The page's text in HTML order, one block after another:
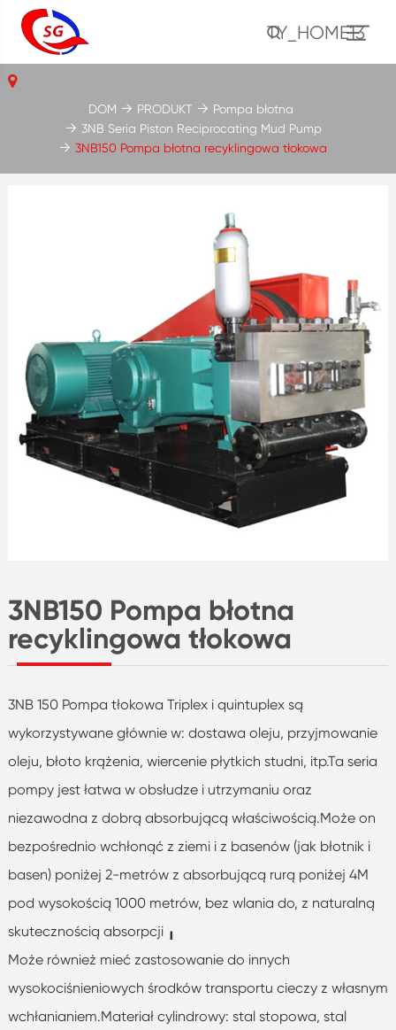
TY_HOME13
3NB150 Pompa błotna
recyklingowa tłokowa
3NB 150 Pompa tłokowa Triplex i quintuplex są
wykorzystywane głównie w: dostawa oleju, przyjmowanie
oleju, błoto krążenia, wiercenie płytkich studni, itp.Ta seria
pompy jest łatwa w obsłudze i utrzymaniu oraz
niezawodna z dobrą absorbującą właściwością.Może on
bezpośrednio wchłonąć z ziemi i z basenów (jak błotnik i
basen) poniżej 2-metrów z absorbującą rurą poniżej 4M
pod wysokością 1000 metrów, bez wlania do, z naturalną
skutecznością absorpcji ╻
Może również mieć zastosowanie do innych
wysokociśnieniowych środków transportu cieczy z własnym
wchłanianiem.Materiał cylindrowy: stal stopowa, stal
DOM PRODUKT
Pompa błotna
3NB Seria Piston Reciprocating Mud Pump
3NB150 Pompa błotna recyklingowa tłokowa